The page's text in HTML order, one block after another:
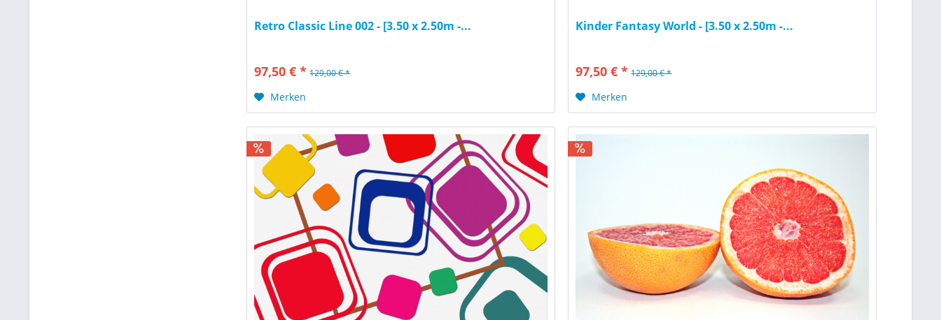
Retro Classic Line 002 - [3.50 x 2.50m -...
97,50 € * 129,00 € *
Merken
Kinder Fantasy World - [3.50 x 2.50m -...
97,50 € * 129,00 € *
Merken